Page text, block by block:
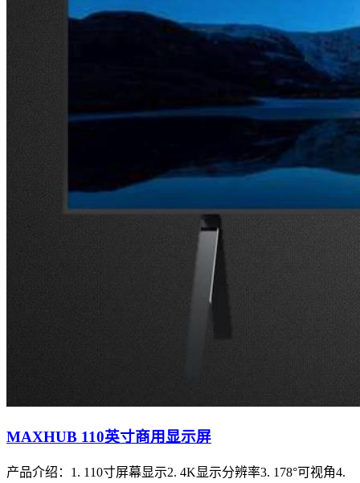
MAXHUB 110英寸商用显示屏
产品介绍： 1. 110寸屏幕显示2. 4K显示分辨率3. 178°可视角4.